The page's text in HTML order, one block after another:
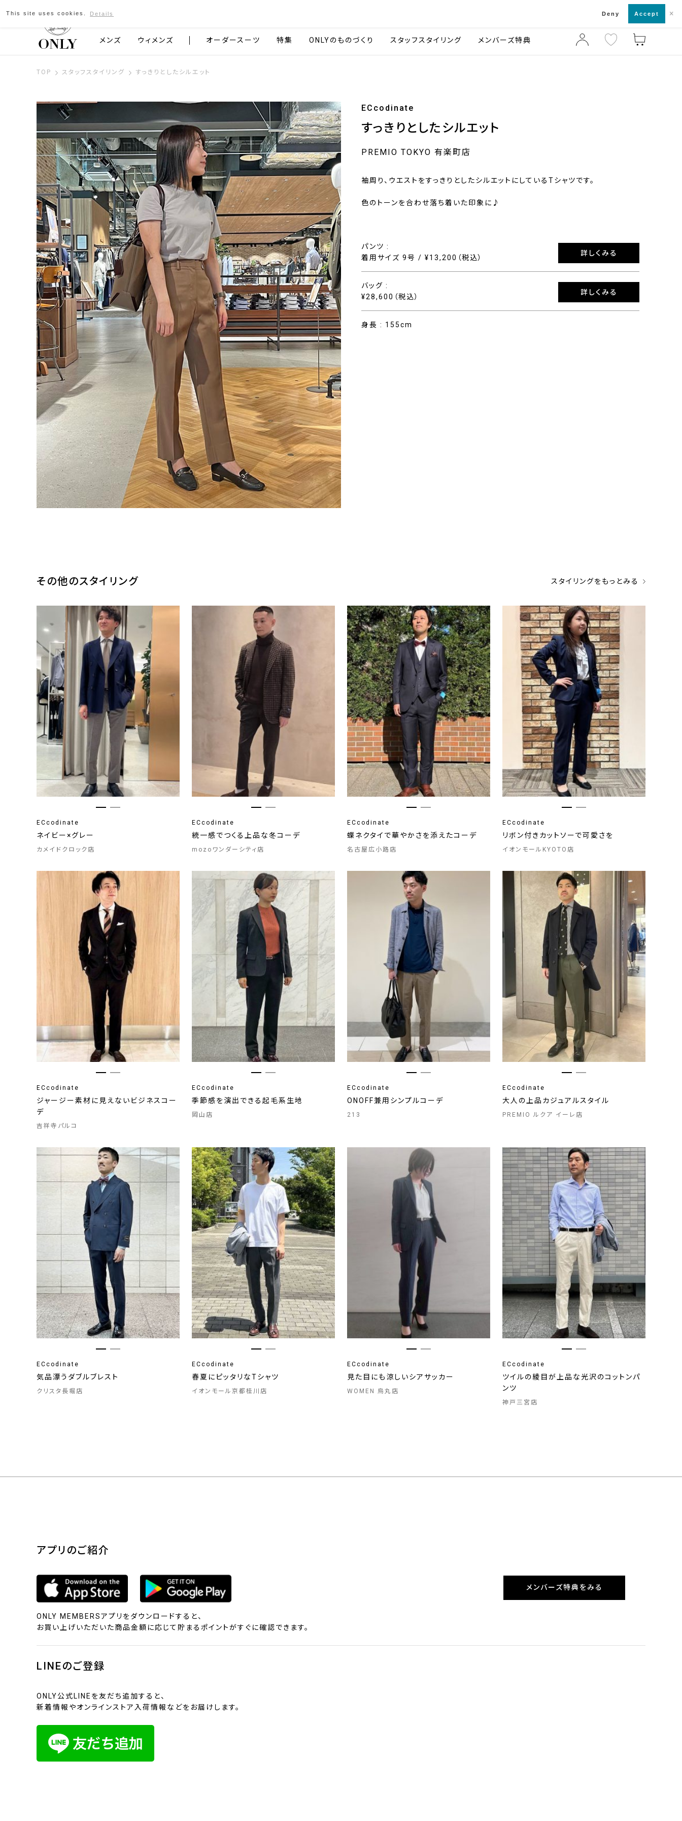
京都発のスーツブランド ONLY 店舗一覧・来店予約
メンズ ウィメンズ オーダースーツ 特集 ONLYのものづくり スタッフスタイリング メンバーズ特典
TOP スタッフスタイリング すっきりとしたシルエット
ECcodinate
すっきりとしたシルエット
PREMIO TOKYO 有楽町店
袖周り、ウエストをすっきりとしたシルエットにしているTシャツです。
色のトーンを合わせ落ち着いた印象に♪
パンツ :
着用サイズ 9号 / ¥13,200（税込）
詳しくみる
バッグ :
¥28,600（税込）
詳しくみる
身長 : 155cm
その他のスタイリング スタイリングをもっとみる
ECcodinate
ネイビー×グレー
カメイドクロック店
ECcodinate
統一感でつくる上品な冬コーデ
mozoワンダーシティ店
ECcodinate
蝶ネクタイで華やかさを添えたコーデ
名古屋広小路店
ECcodinate
リボン付きカットソーで可愛さを
イオンモールKYOTO店
ECcodinate
ジャージー素材に見えないビジネスコー
デ
吉祥寺パルコ
ECcodinate
季節感を演出できる起毛系生地
岡山店
ECcodinate
ONOFF兼用シンプルコーデ
213
ECcodinate
大人の上品カジュアルスタイル
PREMIO ルクア イーレ店
ECcodinate
気品漂うダブルブレスト
クリスタ長堀店
ECcodinate
春夏にピッタリなTシャツ
イオンモール京都桂川店
ECcodinate
見た目にも涼しいシアサッカー
WOMEN 烏丸店
ECcodinate
ツイルの綾目が上品な光沢のコットンパ
ンツ
神戸三宮店
アプリのご紹介
ONLY MEMBERSアプリをダウンロードすると、
お買い上げいただいた商品金額に応じて貯まるポイントがすぐに確認できます。
メンバーズ特典をみる
LINEのご登録
ONLY公式LINEを友だち追加すると、
新着情報やオンラインストア入荷情報などをお届けします。
This site uses cookies. Details Deny Accept ×